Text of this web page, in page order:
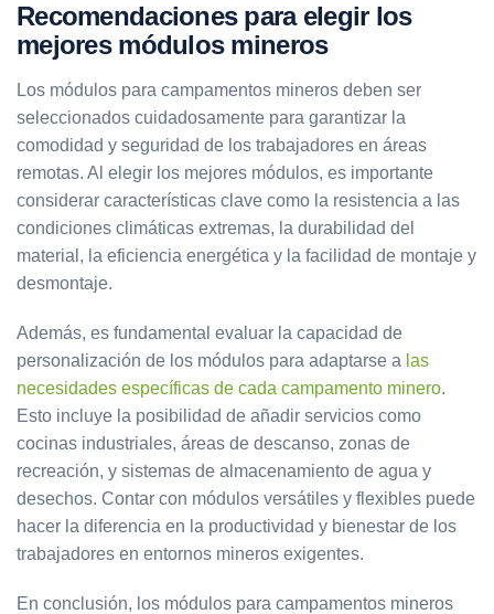
Recomendaciones para elegir los
mejores módulos mineros
Los módulos para campamentos mineros deben ser
seleccionados cuidadosamente para garantizar la
comodidad y seguridad de los trabajadores en áreas
remotas. Al elegir los mejores módulos, es importante
considerar características clave como la resistencia a las
condiciones climáticas extremas, la durabilidad del
material, la eficiencia energética y la facilidad de montaje y
desmontaje.
Además, es fundamental evaluar la capacidad de
personalización de los módulos para adaptarse a las
necesidades específicas de cada campamento minero.
Esto incluye la posibilidad de añadir servicios como
cocinas industriales, áreas de descanso, zonas de
recreación, y sistemas de almacenamiento de agua y
desechos. Contar con módulos versátiles y flexibles puede
hacer la diferencia en la productividad y bienestar de los
trabajadores en entornos mineros exigentes.
En conclusión, los módulos para campamentos mineros